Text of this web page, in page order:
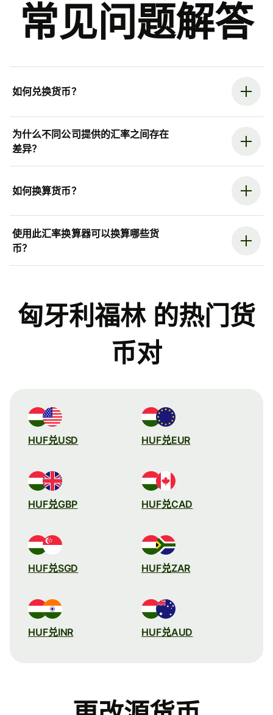
常见问题解答
如何兑换货币？
为什么不同公司提供的汇率之间存在
差异？
如何换算货币？
使用此汇率换算器可以换算哪些货
币？
匈牙利福林 的热门货
币对
HUF兑USD HUF兑EUR
HUF兑GBP HUF兑CAD
HUF兑SGD HUF兑ZAR
HUF兑INR HUF兑AUD